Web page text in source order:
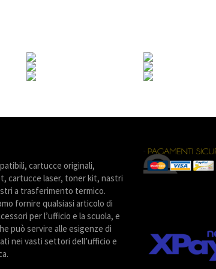
cartucce originali,
cartucce laser, toner kit, nastri
a trasferimento termico.
fornire qualsiasi articolo di
per l’ufficio e la scuola, e
può servire alle esigenze di
nei vasti settori dell’ufficio e